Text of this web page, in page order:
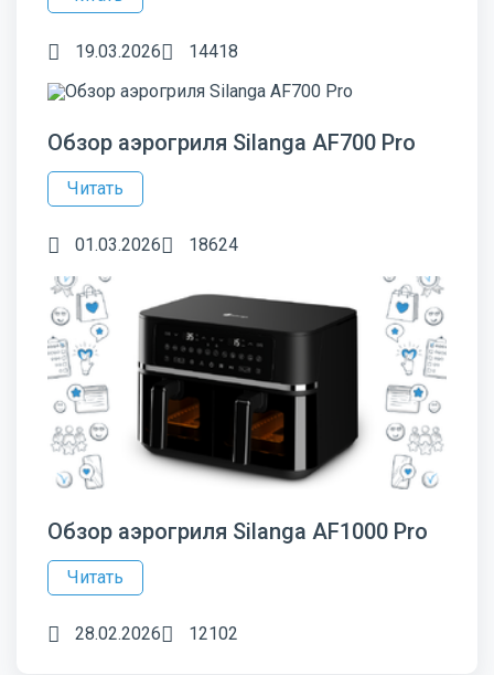
19.03.2026 14418
Обзор аэрогриля Silanga AF700 Pro
Читать
01.03.2026 18624
Обзор аэрогриля Silanga AF1000 Pro
Читать
28.02.2026 12102